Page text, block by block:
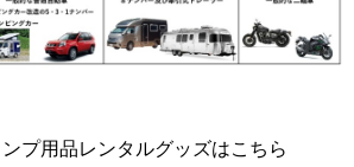
プ用品レンタルグッズはこちら